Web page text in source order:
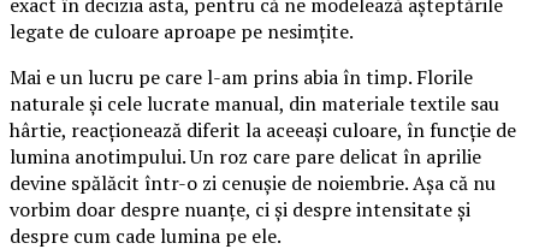
legate de culoare aproape pe nesimțite.
Mai e un lucru pe care l-am prins abia în timp. Florile
naturale și cele lucrate manual, din materiale textile sau
hârtie, reacționează diferit la aceeași culoare, în funcție de
lumina anotimpului. Un roz care pare delicat în aprilie
devine spălăcit într-o zi cenușie de noiembrie. Așa că nu
vorbim doar despre nuanțe, ci și despre intensitate și
despre cum cade lumina pe ele.